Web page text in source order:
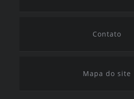
Contato
Mapa do site